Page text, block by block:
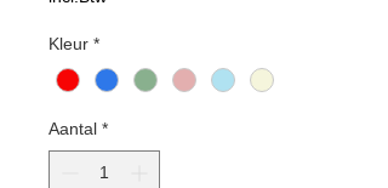
Kleur *
Aantal *